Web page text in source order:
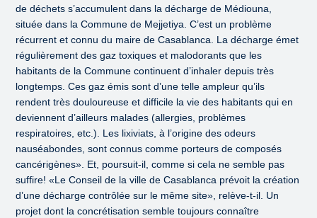
de déchets s’accumulent dans la décharge de Médiouna,
située dans la Commune de Mejjetiya. C’est un problème
récurrent et connu du maire de Casablanca. La décharge émet
régulièrement des gaz toxiques et malodorants que les
habitants de la Commune continuent d’inhaler depuis très
longtemps. Ces gaz émis sont d’une telle ampleur qu’ils
rendent très douloureuse et difficile la vie des habitants qui en
deviennent d’ailleurs malades (allergies, problèmes
respiratoires, etc.). Les lixiviats, à l’origine des odeurs
nauséabondes, sont connus comme porteurs de composés
cancérigènes». Et, poursuit-il, comme si cela ne semble pas
suffire! «Le Conseil de la ville de Casablanca prévoit la création
d’une décharge contrôlée sur le même site», relève-t-il. Un
projet dont la concrétisation semble toujours connaître